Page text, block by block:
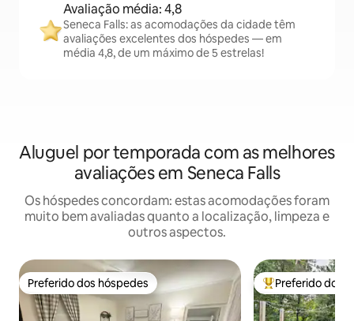
Avaliação média: 4,8
Seneca Falls: as acomodações da cidade têm
avaliações excelentes dos hóspedes — em
média 4,8, de um máximo de 5 estrelas!
Aluguel por temporada com as melhores
avaliações em Seneca Falls
Os hóspedes concordam: estas acomodações foram
muito bem avaliadas quanto a localização, limpeza e
outros aspectos.
Preferido dos hóspedes
Preferido dos hóspedes Entre os
Preferido dos